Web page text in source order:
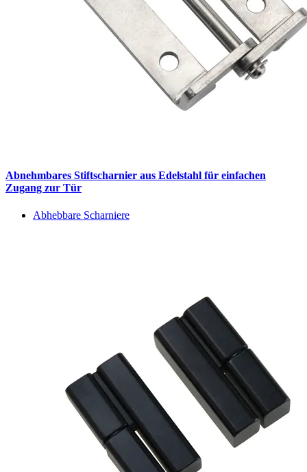
Abnehmbares Stiftscharnier aus Edelstahl für einfachen
Zugang zur Tür
Abhebbare Scharniere